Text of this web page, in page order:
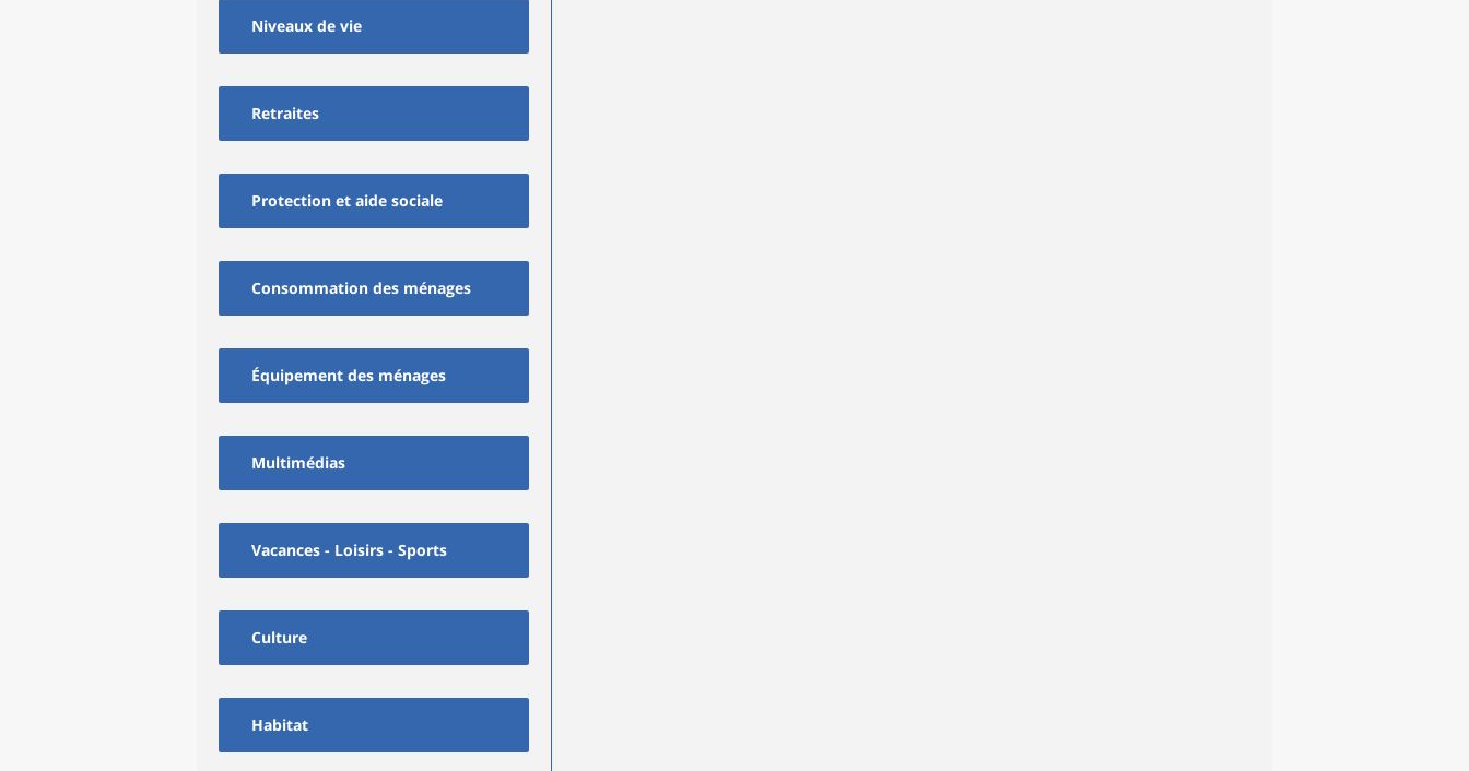
Niveaux de vie
Retraites
Protection et aide sociale
Consommation des ménages
Équipement des ménages
Multimédias
Vacances - Loisirs - Sports
Culture
Habitat